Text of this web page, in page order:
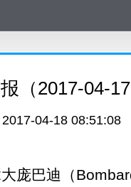
（2017-04-
04-18 08:51:08
庞巴迪（